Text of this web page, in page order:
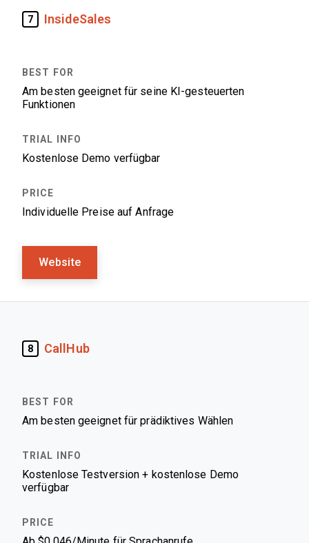
7 InsideSales
Am besten geeignet für seine KI-gesteuerten
Funktionen
Kostenlose Demo verfügbar
Individuelle Preise auf Anfrage
Website
8 CallHub
Am besten geeignet für prädiktives Wählen
Kostenlose Testversion + kostenlose Demo
verfügbar